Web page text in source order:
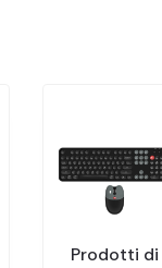
Prodotti di